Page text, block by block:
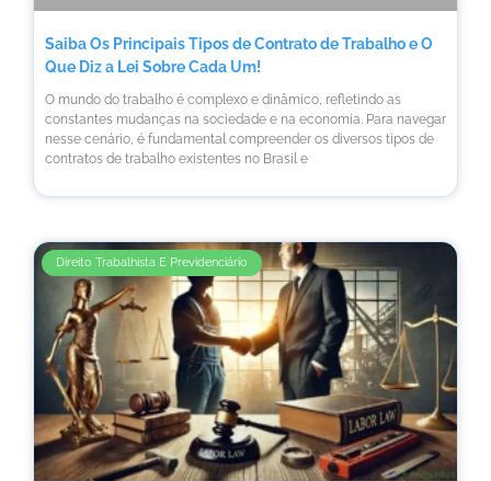
Saiba Os Principais Tipos de Contrato de Trabalho e O
Que Diz a Lei Sobre Cada Um!
O mundo do trabalho é complexo e dinâmico, refletindo as
constantes mudanças na sociedade e na economia. Para navegar
nesse cenário, é fundamental compreender os diversos tipos de
contratos de trabalho existentes no Brasil e
Direito Trabalhista E Previdenciário